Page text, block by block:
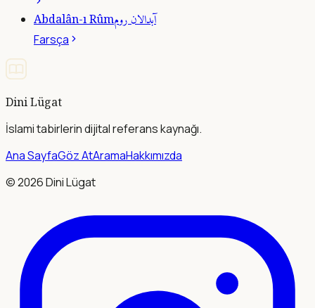
Abdalân-ı Rûmآبدالان روم
Farsça
Dini Lügat
İslami tabirlerin dijital referans kaynağı.
Ana SayfaGöz AtAramaHakkımızda
©2026Dini Lügat